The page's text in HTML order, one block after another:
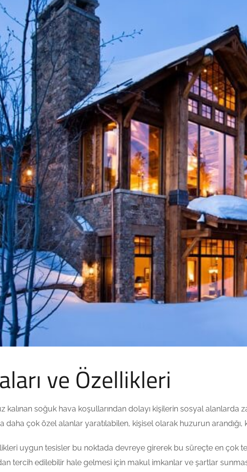
ve Özellikleri
kalınan soğuk hava koşullarından dolayı kişilerin sosyal alanlarda
daha çok özel alanlar yaratılabilen, kişisel olarak huzurun
uygun tesisler bu noktada devreye girerek bu süreçte en çok
tercih edilebilir hale gelmesi için makul imkanlar ve şartlar